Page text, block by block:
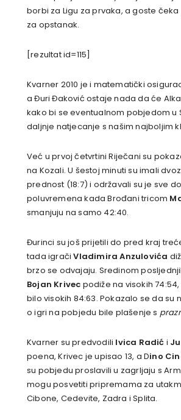
borbi za Ligu za prvaka, a goste
za opstanak.
[rezultat id=115]
Kvarner 2010 je i matematički
a Đuri Đaković ostaje nada da će
kako bi se eventualnom pobjedom u
daljnje natjecanje s našim najboljim
Već u prvoj četvrtini Riječani su
na Kozali. U šestoj minuti su imali
prednost (18:7) i održavali su je sve
poluvremena kada Brođani tricom
smanjuju na samo 42:40.
Đurinci su još prijetili do pred kraj
tada igračiVladimira Anzulovića
brzo se odvajaju. Sredinom
Bojan Krivec podiže na visokih
bilo visokih 84:63. Pokazalo se da su
o igri na pobjedu bile plašenje s
Kvarner su predvodili Ivica Radić i
poena, Krivec je upisao 13, a Dino
su pobjedu proslavili u zagrljaju s
mogu posvetiti pripremama za
Cibone, Cedevite, Zadra i Splita.